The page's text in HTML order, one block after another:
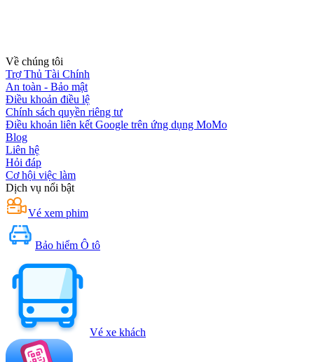
Về chúng tôi
Trợ Thủ Tài Chính
An toàn - Bảo mật
Điều khoản điều lệ
Chính sách quyền riêng tư
Điều khoản liên kết Google trên ứng dụng MoMo
Blog
Liên hệ
Hỏi đáp
Cơ hội việc làm
Dịch vụ nổi bật
Vé xem phim
Bảo hiểm Ô tô
Vé xe khách